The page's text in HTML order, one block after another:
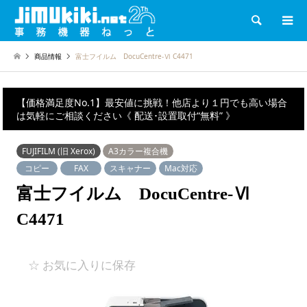
検索
商品情報 富士フイルム DocuCentre-Ⅵ C4471
【価格満足度No.1】最安値に挑戦！他店より１円でも高い場合
は気軽にご相談ください《 配送･設置取付“無料” 》
FUJIFILM (旧 Xerox)
A3カラー複合機
コピー
FAX スキャナー Mac対応
富士フイルム DocuCentre-Ⅵ
C4471
☆ お気に入りに保存